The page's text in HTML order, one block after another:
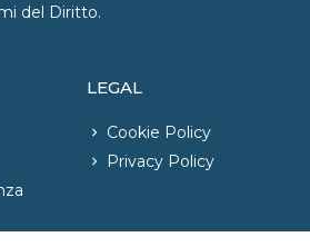
del Diritto.
LEGAL
Cookie Policy
Privacy Policy